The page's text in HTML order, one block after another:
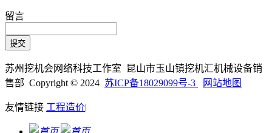
留言
苏州挖机会网络科技工作室 昆山市玉山镇挖机汇机械设备销
售部 Copyright © 2024 苏ICP备18029099号-3 网站地图
友情链接 工程造价|